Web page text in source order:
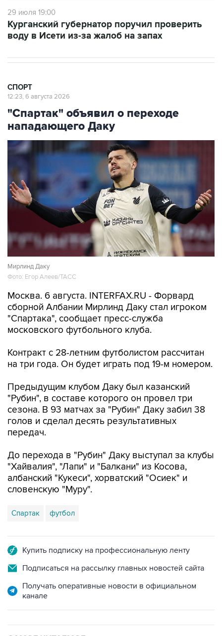
29 июля 19:00
Курганский губернатор поручил проверить
воду в Исети из-за жалоб на запах
СПОРТ
12:23, 6 августа 2026
"Спартак" объявил о переходе
нападающего Даку
Мирлинд Даку
Фото: Егор Алеев/ТАСС
Москва. 6 августа. INTERFAX.RU - Форвард
сборной Албании Мирлинд Даку стал игроком
"Спартака", сообщает пресс-служба
московского футбольного клуба.
Контракт с 28-летним футболистом рассчитан
на три года. Он будет играть под 19-м номером.
Предыдущим клубом Даку был казанский
"Рубин", в составе которого он провел три
сезона. В 93 матчах за "Рубин" Даку забил 38
голов и сделал десять результативных
передач.
До перехода в "Рубин" Даку выступал за клубы
"Хайвалия", "Лапи" и "Балкани" из Косова,
албанский "Кукеси", хорватский "Осиек" и
словенскую "Муру".
Спартак футбол
Купить подписку на профессиональную ленту
Подписаться на рассылку главных новостей сайта
Получать оперативные новости в официальном
канале